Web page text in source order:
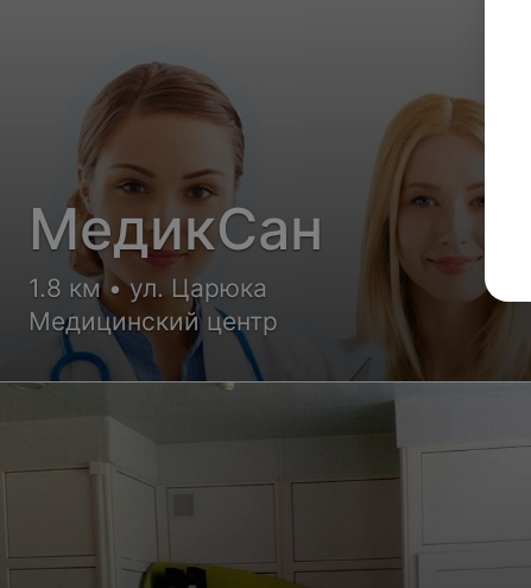
МедикСан
1.8 км • ул. Царюка
Медицинский центр